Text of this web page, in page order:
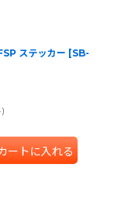
ステッカー [SB-
)
ートに入れる